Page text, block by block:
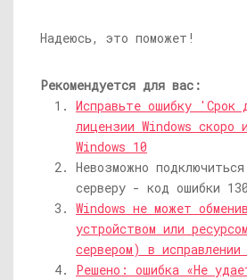
Надеюсь, это поможет!
Рекомендуется для вас:
Исправьте ошибку 'Срок
лицензии Windows скоро
Windows 10
Невозможно
серверу - код ошибки 130
Windows не может
устройством или
сервером) в исправлении
Решено: ошибка «Не